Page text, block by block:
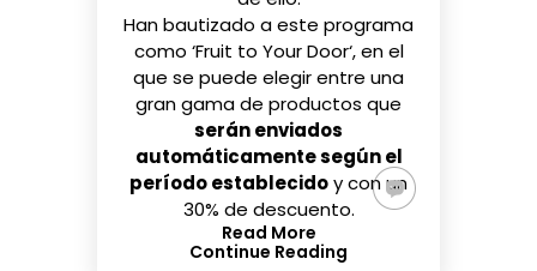
Han bautizado a este programa
como ‘Fruit to Your Door‘, en el
que se puede elegir entre una
gran gama de productos que
serán enviados
automáticamente según el
período establecidoy con un
30% de descuento.
Read More
Continue Reading